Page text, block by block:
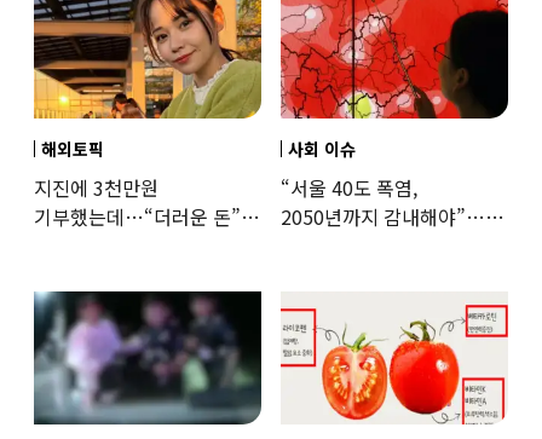
해외토픽
지진에 3천만원
기부했는데…“더러운 돈”
사회 이슈
“서울 40도 폭염,
2050년까지 감내해야”…